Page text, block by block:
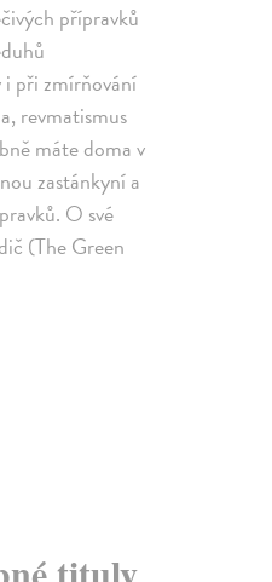
přípravků
i při zmírňování
revmatismus
máte doma v
zastánkyní a
O své
(The Green